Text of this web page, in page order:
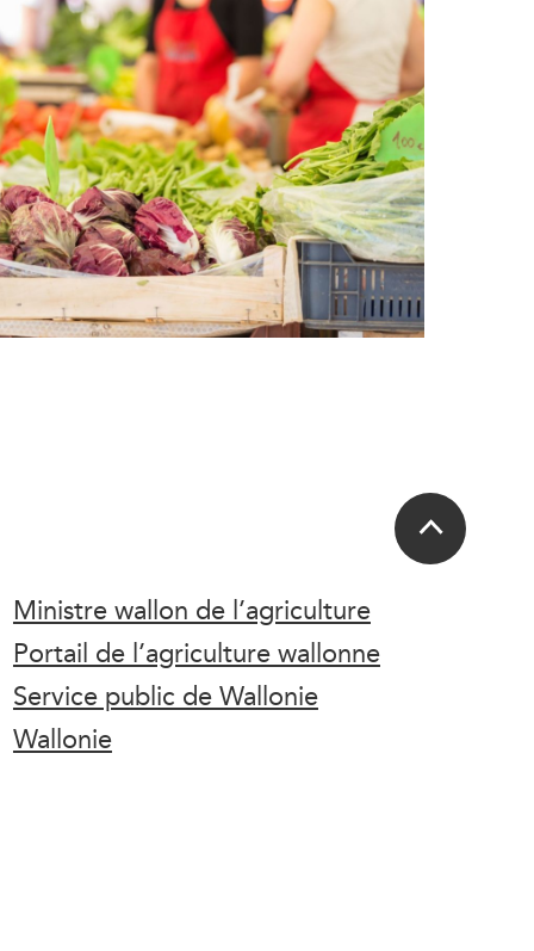
Ministre wallon de l’agriculture
Portail de l’agriculture wallonne
Service public de Wallonie
Wallonie